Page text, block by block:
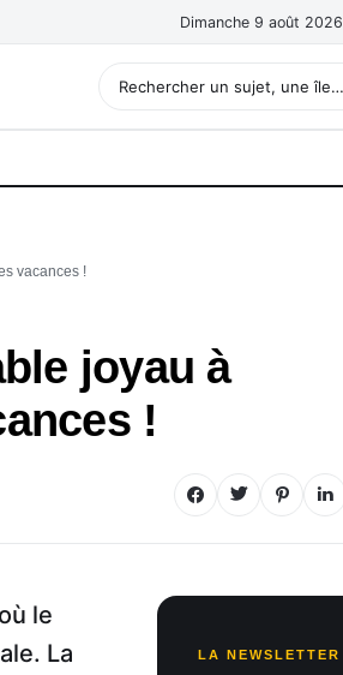
Dimanche 9 août 2026
vacances !
joyau à
!
le
La
LA NEWSLETTER